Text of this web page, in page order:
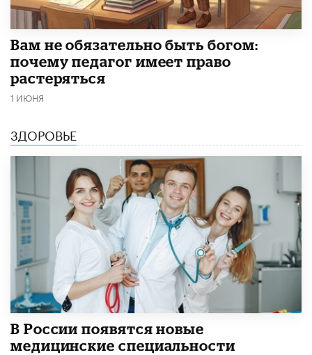
​Вам не обязательно быть богом:
почему педагог имеет право
растеряться
1 ИЮНЯ
ЗДОРОВЬЕ
В России появятся новые
медицинские специальности